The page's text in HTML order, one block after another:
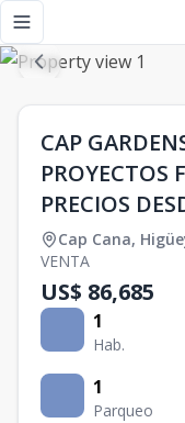
Toggle navigation
CAP
PROYECTOS
PRECIOS
Cap Cana,
VENTA
US$ 86,685
1
Hab.
1
Parqueo
CAP GARDENS